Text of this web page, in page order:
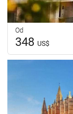
Od
348 US$